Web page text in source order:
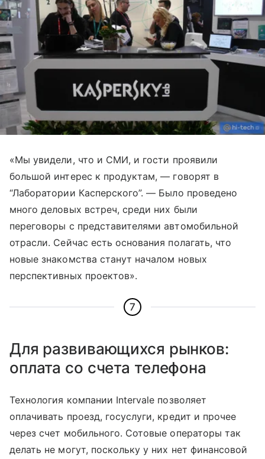
«Мы увидели, что и СМИ, и гости проявили
большой интерес к продуктам, — говорят в
“Лаборатории Касперского”. — Было проведено
много деловых встреч, среди них были
переговоры с представителями автомобильной
отрасли. Сейчас есть основания полагать, что
новые знакомства станут началом новых
перспективных проектов».
7
Для развивающихся рынков:
оплата со счета телефона
Технология компании Intervale позволяет
оплачивать проезд, госуслуги, кредит и прочее
через счет мобильного. Сотовые операторы так
делать не могут, поскольку у них нет финансовой